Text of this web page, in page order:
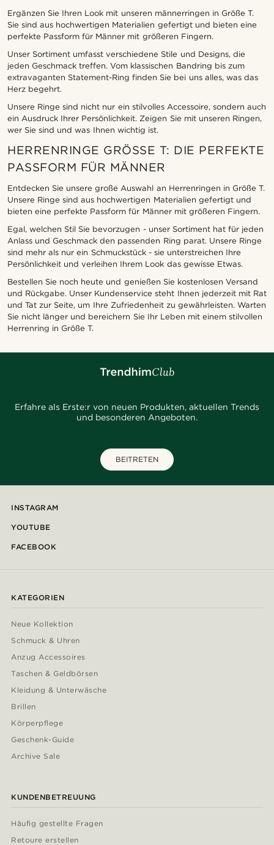
Ergänzen Sie Ihren Look mit unseren männerringen in Größe T.
Sie sind aus hochwertigen Materialien gefertigt und bieten eine
perfekte Passform für Männer mit größeren Fingern.
Unser Sortiment umfasst verschiedene Stile und Designs, die
jeden Geschmack treffen. Vom klassischen Bandring bis zum
extravaganten Statement-Ring finden Sie bei uns alles, was das
Herz begehrt.
Unsere Ringe sind nicht nur ein stilvolles Accessoire, sondern auch
ein Ausdruck Ihrer Persönlichkeit. Zeigen Sie mit unseren Ringen,
wer Sie sind und was Ihnen wichtig ist.
HERRENRINGE GRÖSSE T: DIE PERFEKTE P
ASSFORM FÜR MÄNNER
Entdecken Sie unsere große Auswahl an Herrenringen in Größe T.
Unsere Ringe sind aus hochwertigen Materialien gefertigt und
bieten eine perfekte Passform für Männer mit größeren Fingern.
Egal, welchen Stil Sie bevorzugen - unser Sortiment hat für jeden
Anlass und Geschmack den passenden Ring parat. Unsere Ringe
sind mehr als nur ein Schmuckstück - sie unterstreichen Ihre
Persönlichkeit und verleihen Ihrem Look das gewisse Etwas.
Bestellen Sie noch heute und genießen Sie kostenlosen Versand
und Rückgabe. Unser Kundenservice steht Ihnen jederzeit mit Rat
und Tat zur Seite, um Ihre Zufriedenheit zu gewährleisten. Warten
Sie nicht länger und bereichern Sie Ihr Leben mit einem stilvollen
Herrenring in Größe T.
Erfahre als Erste:r von neuen Produkten, aktuellen Trends
und besonderen Angeboten.
BEITRETEN
INSTAGRAM
YOUTUBE
FACEBOOK
KATEGORIEN
Neue Kollektion
Schmuck & Uhren
Anzug Accessoires
Taschen & Geldbörsen
Kleidung & Unterwäsche
Brillen
Körperpflege
Geschenk-Guide
Archive Sale
KUNDENBETREUUNG
Häufig gestellte Fragen
Retoure erstellen